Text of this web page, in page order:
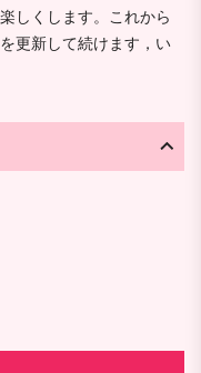
しくします。これから
更新して続けます，い